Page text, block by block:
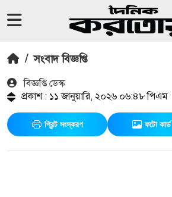
/ সংবাদ বিজ্ঞপ্তি
বিজ্ঞপ্তি ডেস্ক
প্রকাশ : ১১ জানুয়ারি, ২০২৬ ০৬:৪৮ পিএম
প্রিন্ট সংস্করণ ফটো কার্ড